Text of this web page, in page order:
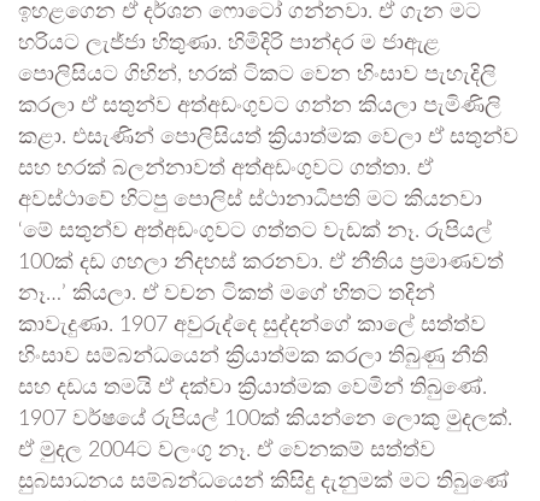
ඉහළගෙන ඒ දර්ශන ෆොටෝ ගන්නවා. ඒ ගැන මට
හරියට ලැජ්ජා හිතුණා. හිමිදිරි පාන්දර ම ජාඇළ
පොලිසියට ගිහින්, හරක් ටිකට වෙන හිංසාව පැහැදිලි
කරලා ඒ සතුන්ව අත්අඩංගුවට ගන්න කියලා පැමිණිලි
කළා. එසැණින් පොලිසියත් ක්‍රියාත්මක වෙලා ඒ සතුන්ව
සහ හරක් බලන්නාවත් අත්අඩංගුවට ගත්තා. ඒ
අවස්ථාවේ හිටපු පොලිස් ස්ථානාධිපති මට කියනවා
‘මේ සතුන්ව අත්අඩංගුවට ගත්තට වැඩක් නෑ. රුපියල්
100ක් දඩ ගහලා නිදහස් කරනවා. ඒ නීතිය ප්‍රමාණවත්
නෑ…’ කියලා. ඒ වචන ටිකත් මගේ හිතට තදින්
කාවැදුණා. 1907 අවුරුද්දෙ සුද්දන්ගේ කාලේ සත්ත්ව
හිංසාව සම්බන්ධයෙන් ක්‍රියාත්මක කරලා තිබුණු නීති
සහ දඩය තමයි ඒ දක්වා ක්‍රියාත්මක වෙමින් තිබුණේ.
1907 වර්ෂයේ රුපියල් 100ක් කියන්නෙ ලොකු මුදලක්.
ඒ මුදල 2004ට වලංගු නෑ. ඒ වෙනකම් සත්ත්ව
සුබසාධනය සම්බන්ධයෙන් කිසිදු දැනුමක් මට තිබුණේ